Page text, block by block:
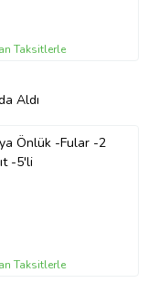
Taksitlerle
Aldı
Önlük -Fular -2
-5'li
Taksitlerle